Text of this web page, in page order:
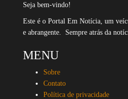
Seja bem-vindo!
Este é o Portal Em Notícia, um
e abrangente. Sempre atrás da
MENU
Sobre
Contato
Política de privacidade